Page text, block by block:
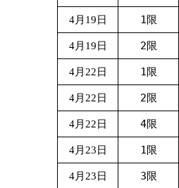
4月19日 1限
4月19日 2限
4月22日 1限
4月22日 2限
4月22日 4限
4月23日 1限
4月23日 3限